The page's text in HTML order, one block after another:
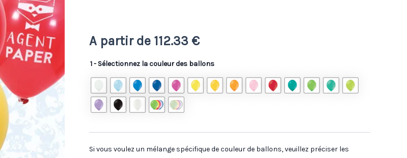
A partir de 112.33 €
1 - Sélectionnez la couleur des ballons
Si vous voulez un mélange spécifique de couleur de ballons, veuillez préciser les